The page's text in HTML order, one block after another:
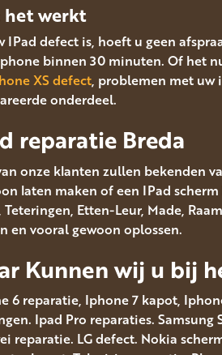
het werkt
IPad defect is, hoeft u geen
binnen 30 minuten. Of het
XS defect, problemen met uw
onderdeel.
reparatie Breda
onze klanten zullen bekenden
laten maken of een IPad
Teteringen, Etten-Leur, Made,
en vooral gewoon oplossen.
Kunnen wij u bij
6 reparatie, Iphone 7 kapot,
Ipad Pro reparaties. Samsung
reparatie. LG defect. Nokia